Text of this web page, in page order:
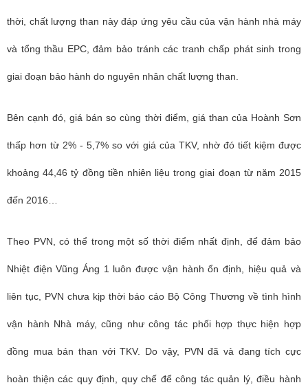
thời, chất lượng than này đáp ứng yêu cầu của vận hành nhà máy
và tổng thầu EPC, đảm bảo tránh các tranh chấp phát sinh trong
giai đoạn bảo hành do nguyên nhân chất lượng than.
Bên cạnh đó, giá bán so cùng thời điểm, giá than của Hoành Sơn
thấp hơn từ 2% - 5,7% so với giá của TKV, nhờ đó tiết kiệm được
khoảng 44,46 tỷ đồng tiền nhiên liệu trong giai đoạn từ năm 2015
đến 2016…
Theo PVN, có thể trong một số thời điểm nhất định, để đảm bảo
Nhiệt điện Vũng Áng 1 luôn được vận hành ổn định, hiệu quả và
liên tục, PVN chưa kịp thời báo cáo Bộ Công Thương về tình hình
vận hành Nhà máy, cũng như công tác phối hợp thực hiện hợp
đồng mua bán than với TKV. Do vậy, PVN đã và đang tích cực
hoàn thiện các quy định, quy chế để công tác quản lý, điều hành